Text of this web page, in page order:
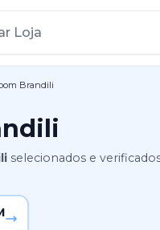
Brandili
selecionados e